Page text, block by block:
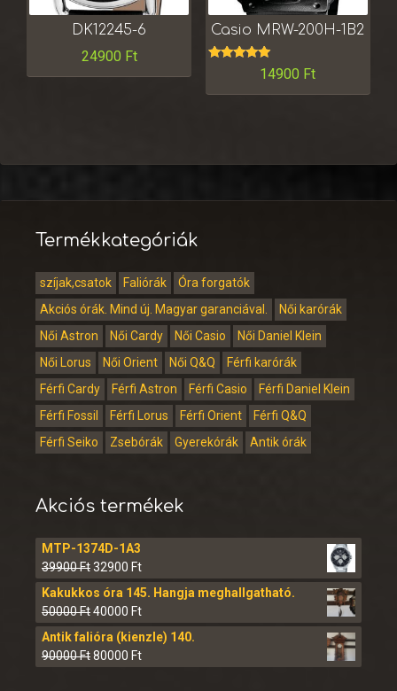
DK12245-6
24900 Ft
Casio MRW-200H-1B2
Értékelés:
/ 5
14900 Ft
Termékkategóriák
szíjak,csatok Faliórák
Óra forgatók
Akciós órák. Mind új. Magyar garanciával.
Női karórák
Női Astron
Női Cardy Női Casio
Női Daniel Klein
Női Lorus
Női Orient Női Q&Q
Férfi karórák
Férfi Cardy
Férfi Astron Férfi Casio
Férfi Daniel Klein
Férfi Fossil
Férfi Lorus Férfi Orient
Férfi Q&Q
Férfi Seiko
Zsebórák Gyerekórák Antik órák
Akciós termékek
MTP-1374D-1A3
39900Ft32900 Ft
Kakukkos óra 145. Hangja meghallgatható.
50000Ft40000 Ft
Antik falióra (kienzle) 140.
90000Ft80000 Ft